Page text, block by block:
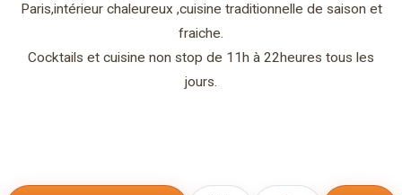
Paris,intérieur chaleureux ,cuisine traditionnelle de saison et
fraiche.
Cocktails et cuisine non stop de 11h à 22heures tous les
jours.